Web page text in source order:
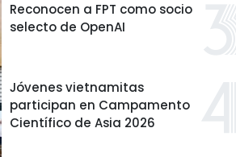
Reconocen a FPT como socio
selecto de OpenAI
Jóvenes vietnamitas
participan en Campamento
Científico de Asia 2026